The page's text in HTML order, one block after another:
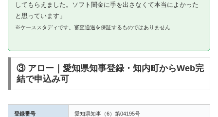
してもらえました。ソフト闇金に手を出さなくて本当によかった
と思っています」
※ケーススタディです。審査通過を保証するものではありません
③ アロー｜愛知県知事登録・知内町からWeb完
結で申込み可
登録番号 愛知県知事（6）第04195号